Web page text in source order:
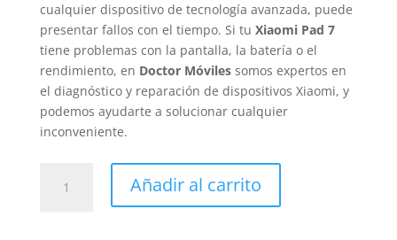
cualquier dispositivo de tecnología avanzada, puede
presentar fallos con el tiempo. Si tu Xiaomi Pad 7
tiene problemas con la pantalla, la batería o el
rendimiento, en Doctor Móvilessomos expertos en
el diagnóstico y reparación de dispositivos Xiaomi, y
podemos ayudarte a solucionar cualquier
inconveniente.
Xiaomi
Añadir al carrito